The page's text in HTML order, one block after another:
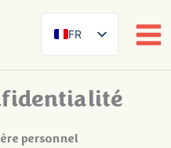
FR
ES
personnel